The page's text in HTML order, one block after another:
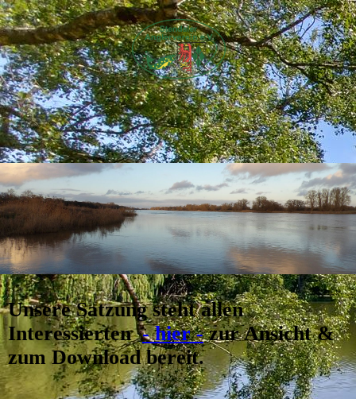
Unsere Satzung steht allen
Interessierten- hier -zur Ansicht &
zum Download bereit.